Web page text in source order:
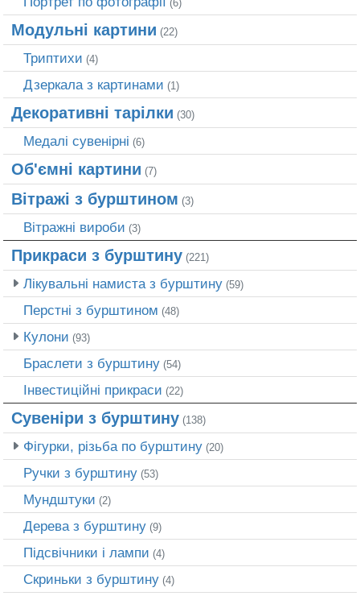
(6)
Модульні картини (22)
Триптихи (4)
Дзеркала з картинами (1)
Декоративні тарілки (30)
Медалі сувенірні (6)
Об'ємні картини (7)
Вітражі з бурштином (3)
Вітражні вироби (3)
Прикраси з бурштину (221)
Лікувальні намиста з бурштину (59)
Перстні з бурштином (48)
Кулони (93)
Браслети з бурштину (54)
Інвестиційні прикраси (22)
Сувеніри з бурштину (138)
Фігурки, різьба по бурштину (20)
Ручки з бурштину (53)
Мундштуки (2)
Дерева з бурштину (9)
Підсвічники і лампи (4)
Скриньки з бурштину (4)